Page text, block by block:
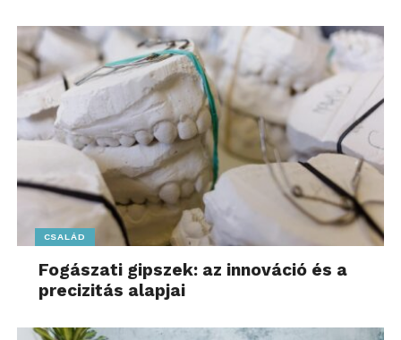
CSALÁD
Fogászati gipszek: az innováció és a
precizitás alapjai